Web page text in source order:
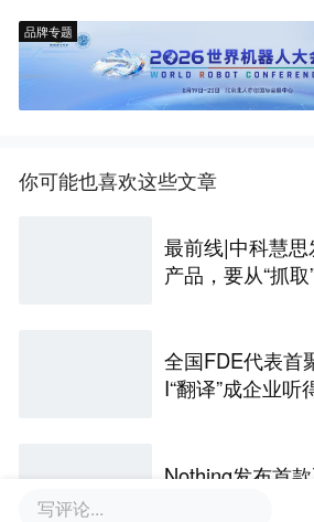
品牌专题
你可能也喜欢这些文章
最前线|中科慧
产品，要从“抓
全国FDE代表首
I“翻译”成企业听
Nothing发布首
o，549元的价
写评论...